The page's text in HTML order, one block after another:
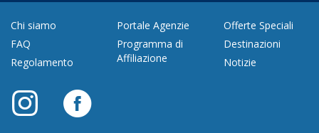
Chi siamo
FAQ
Regolamento
Portale Agenzie
Programma di
Affiliazione
Offerte Speciali
Destinazioni
Notizie